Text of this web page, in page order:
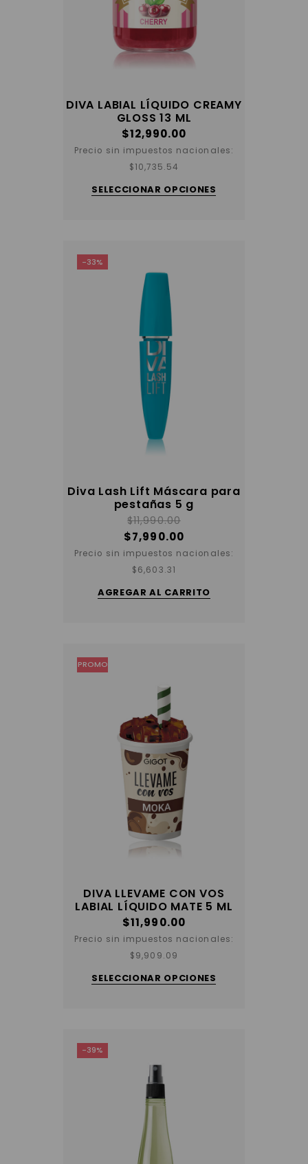
DIVA LABIAL LÍQUIDO CREAMY
GLOSS 13 ML
$12,990.00
Precio sin impuestos nacionales:
$10,735.54
SELECCIONAR OPCIONES
Este
producto
tiene
varias
la
página
producto
-33%
Diva Lash Lift Máscara para
pestañas 5 g
$11,990.00
$7,990.00
Precio sin impuestos nacionales:
$6,603.31
AGREGAR AL CARRITO
PROMO
DIVA LLEVAME CON VOS
LABIAL LÍQUIDO MATE 5 ML
$11,990.00
Precio sin impuestos nacionales:
$9,909.09
SELECCIONAR OPCIONES
Este
producto
tiene
varias
la
página
del
producto
-39%